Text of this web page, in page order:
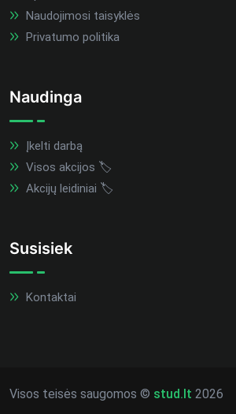
Naudojimosi taisyklės
Privatumo politika
Naudinga
Įkelti darbą
Visos akcijos 🏷️
Akcijų leidiniai 🏷️
Susisiek
Kontaktai
Visos teisės saugomos © stud.lt 2026